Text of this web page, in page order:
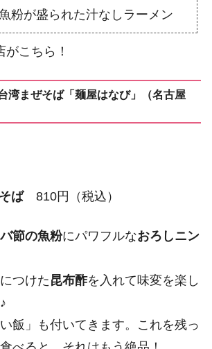
粉が盛られた汁なしラーメン
がこちら！
湾まぜそば「麺屋はなび」（名古屋
ば810円（税込）
節の魚粉にパワフルなおろしニン
つけた昆布酢を入れて味変を楽し
飯」も付いてきます。これを残っ